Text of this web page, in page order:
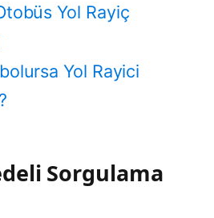
Yol Rayiç
Yol Rayici
Sorgulama